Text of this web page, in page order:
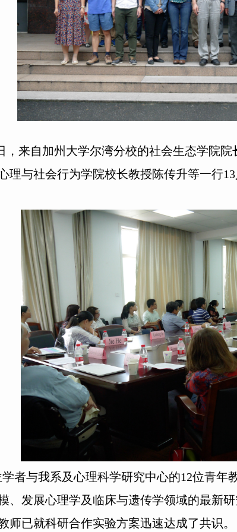
，来自加州大学尔湾分校的社会生态学院
理与社会行为学院校长教授陈传升等一行
者与我系及心理科学研究中心的12位青年
、发展心理学及临床与遗传学领域的最新
师已就科研合作实验方案迅速达成了共识。